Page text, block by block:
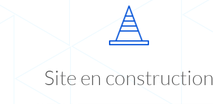
Site en construction